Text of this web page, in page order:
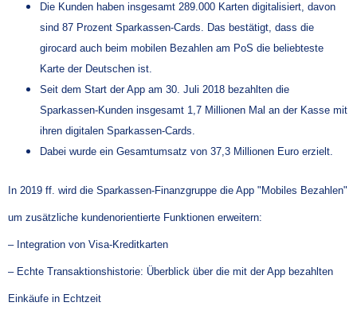
Die Kunden haben insgesamt 289.000 Karten digitalisiert, davon
sind 87 Prozent Sparkassen-Cards. Das bestätigt, dass die
girocard auch beim mobilen Bezahlen am PoS die beliebteste
Karte der Deutschen ist.
Seit dem Start der App am 30. Juli 2018 bezahlten die
Sparkassen-Kunden insgesamt 1,7 Millionen Mal an der Kasse mit
ihren digitalen Sparkassen-Cards.
Dabei wurde ein Gesamtumsatz von 37,3 Millionen Euro erzielt.
In 2019 ff. wird die Sparkassen-Finanzgruppe die App "Mobiles Bezahlen"
um zusätzliche kundenorientierte Funktionen erweitern:
– Integration von Visa-Kreditkarten
– Echte Transaktionshistorie: Überblick über die mit der App bezahlten
Einkäufe in Echtzeit